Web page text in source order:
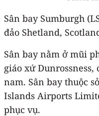
Sân bay Sumburgh
đảo Shetland,
Sân bay nằm ở mũi
giáo xứ
nam. Sân bay thuộc
Islands Airports
phục vụ.